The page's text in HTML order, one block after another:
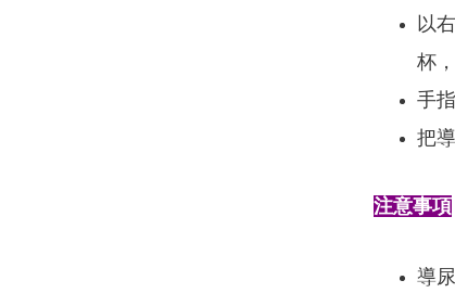
以
杯
手
把
注意事項
導